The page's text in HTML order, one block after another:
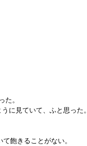
た。
に見ていて、ふと思った。
飽きることがない。